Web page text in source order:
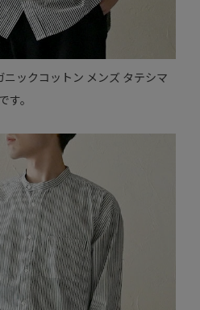
ックコットン メンズ タテシマ
。